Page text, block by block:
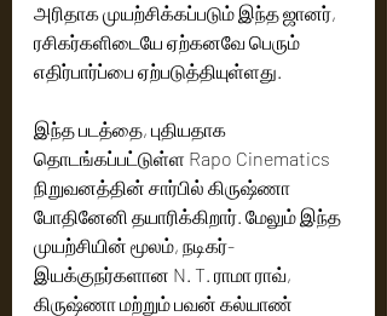
அரிதாக முயற்சிக்கப்படும் இந்த ஜானர்,
ரசிகர்களிடையே ஏற்கனவே பெரும்
எதிர்பார்ப்பை ஏற்படுத்தியுள்ளது.
இந்த படத்தை, புதியதாக
தொடங்கப்பட்டுள்ள Rapo Cinematics
நிறுவனத்தின் சார்பில் கிருஷ்ணா
போதினேனி தயாரிக்கிறார். மேலும் இந்த
முயற்சியின் மூலம், நடிகர்-
இயக்குநர்களான N. T. ராமா ராவ்,
கிருஷ்ணா மற்றும் பவன் கல்யாண்